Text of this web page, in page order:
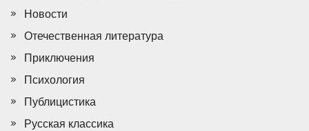
Новости
Отечественная литература
Приключения
Психология
Публицистика
Русская классика